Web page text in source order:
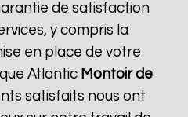
de satisfaction
y compris la
en place de votre
Atlantic Montoir de
satisfaits nous ont